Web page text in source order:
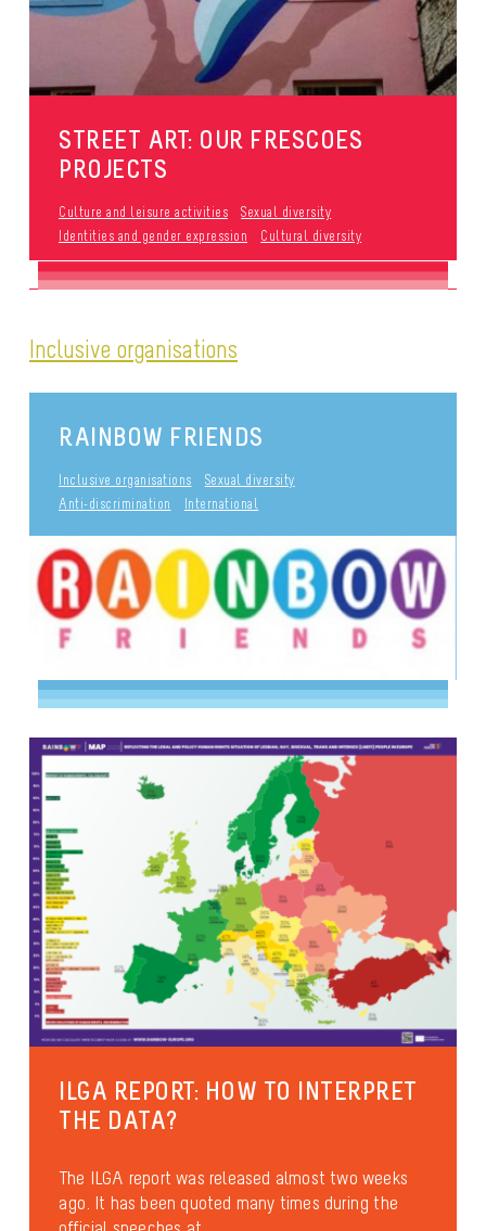
STREET ART: OUR FRESCOES
PROJECTS
Culture and leisure activities
Sexual diversity
Identities and gender expression
Cultural diversity
Inclusive organisations
RAINBOW FRIENDS
Inclusive organisations
Sexual diversity
Anti-discrimination
International
ILGA REPORT: HOW TO INTERPRET
THE DATA?
The ILGA report was released almost two weeks
ago. It has been quoted many times during the